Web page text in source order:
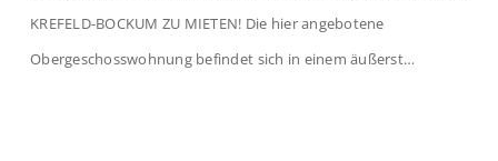
KREFELD-BOCKUM ZU MIETEN! Die hier angebotene
Obergeschosswohnung befindet sich in einem äußerst